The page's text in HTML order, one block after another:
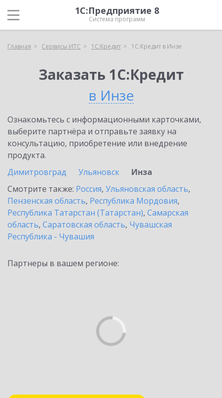
1С:Предприятие 8
Система программ
Главная Сервисы ИТС 1С:Кредит 1С:Кредит в Инзе
Заказать 1С:Кредит
в Инзе
Ознакомьтесь с информационными карточками,
выберите партнёра и отправьте заявку на
консультацию, приобретение или внедрение
продукта.
Димитровград
Ульяновск
Инза
Смотрите также: Россия, Ульяновская область,
Пензенская область, Республика Мордовия,
Республика Татарстан (Татарстан), Самарская
область, Саратовская область, Чувашская
Республика - Чувашия
Партнеры в вашем регионе: